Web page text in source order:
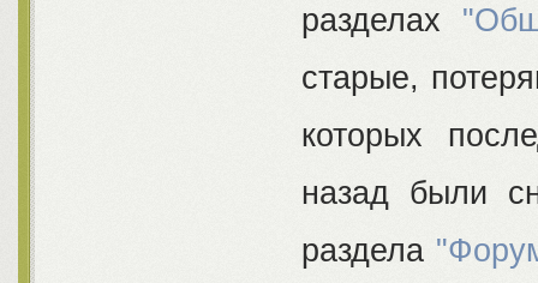
разделах
старые,
которых
назад были
раздела